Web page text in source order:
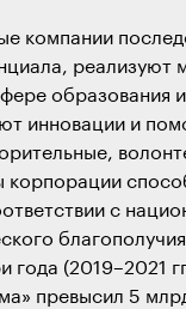
компании
образования
инновации и
корпорации
с
года (2019–2021
превысил 5